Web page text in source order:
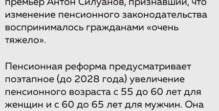
изменение пенсионного законодательства
воспринималось гражданами «очень
тяжело».
Пенсионная реформа предусматривает
поэтапное (до 2028 года) увеличение
пенсионного возраста с 55 до 60 лет для
женщин и с 60 до 65 лет для мужчин. Она